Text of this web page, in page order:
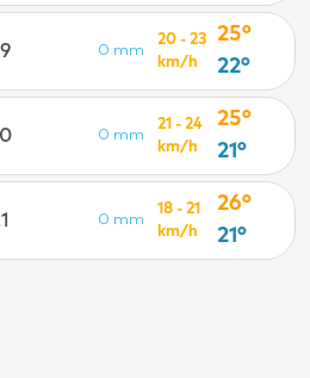
0 mm
20 - 23
km/h
25°
22°
0 mm
21 - 24
km/h
25°
21°
0 mm
18 - 21
km/h
26°
21°